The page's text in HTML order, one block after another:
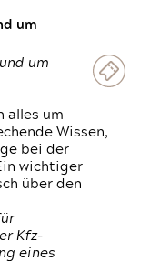
um
um
alles um
Wissen,
bei der
wichtiger
über den
Kfz-
eines